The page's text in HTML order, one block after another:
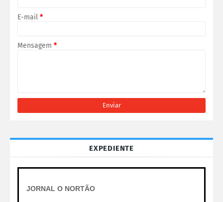
E-mail *
Mensagem *
EXPEDIENTE
JORNAL O NORTÃO